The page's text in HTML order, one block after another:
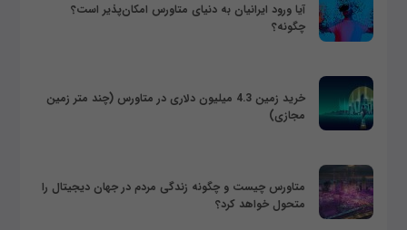
آیا ورود ایرانیان به دنیای متاورس امکان‌پذیر است؟
چگونه؟
خرید زمین 4.3 میلیون دلاری در متاورس (چند متر زمین
مجازی)
متاورس چیست و چگونه زندگی مردم در جهان دیجیتال را
متحول خواهد کرد؟